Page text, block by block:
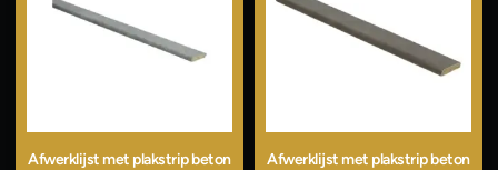
Afwerklijst met plakstrip beton
Afwerklijst met plakstrip beton